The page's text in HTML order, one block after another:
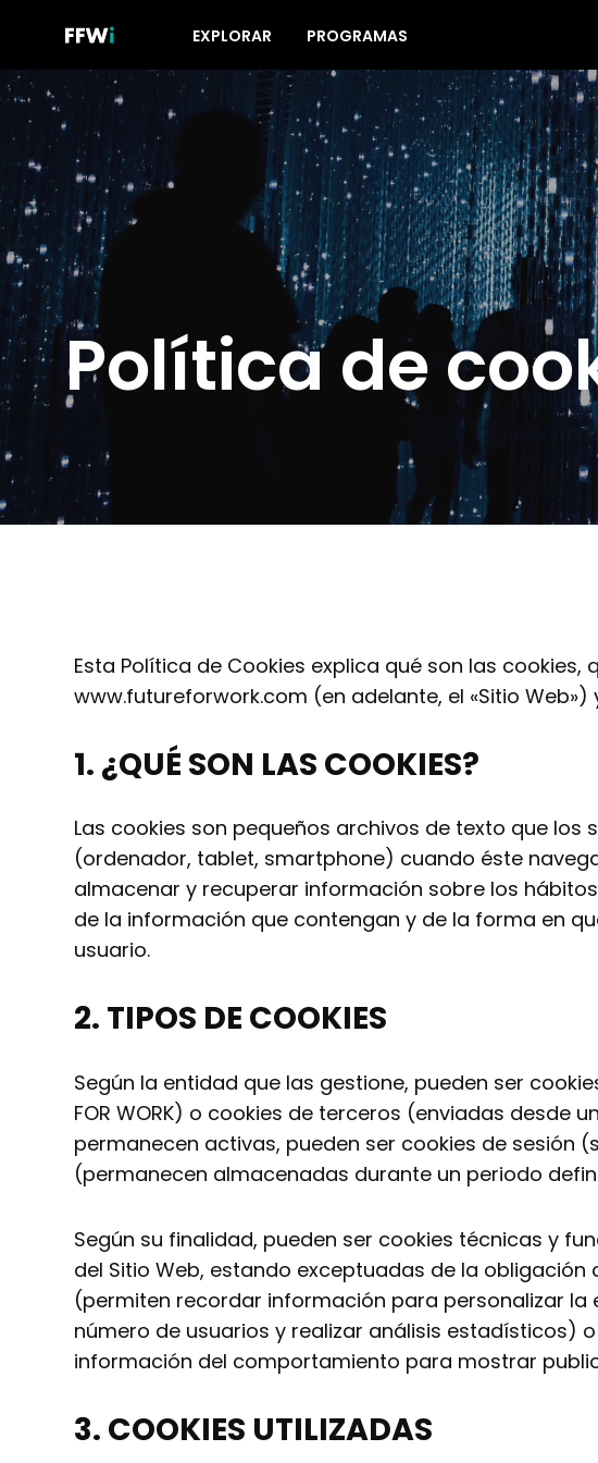
EXPLORAR PROGRAMAS
Política de
Esta Política de Cookies explica qué son las
www.futureforwork.com (en adelante, el «Sitio
1. ¿QUÉ SON LAS COOKIES?
Las cookies son pequeños archivos de texto que
(ordenador, tablet, smartphone) cuando éste
almacenar y recuperar información sobre los
de la información que contengan y de la forma en
usuario.
2. TIPOS DE COOKIES
Según la entidad que las gestione, pueden ser
FOR WORK) o cookies de terceros (enviadas
permanecen activas, pueden ser cookies de sesión
(permanecen almacenadas durante un periodo
Según su finalidad, pueden ser cookies técnicas y
del Sitio Web, estando exceptuadas de la
(permiten recordar información para personalizar
número de usuarios y realizar análisis
información del comportamiento para mostrar
3. COOKIES UTILIZADAS